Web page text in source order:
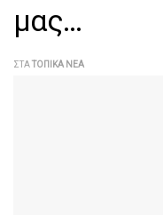
μας…
ΣΤΑ ΤΟΠΙΚΆ ΝΈΑ